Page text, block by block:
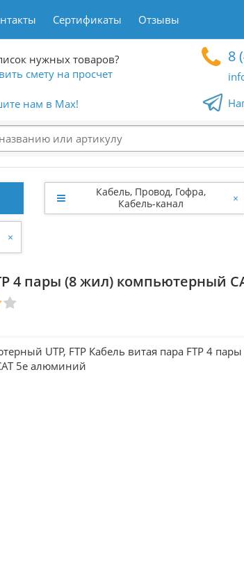
Сертификаты Отзывы
нужных товаров?
смету на просчет
нам в Max!
8
Кабель, Провод, Гофра,
Кабель-канал
×
×
4 пары (8 жил) компьютерный